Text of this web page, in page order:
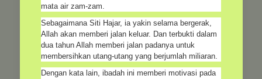
mata air zam-zam.
Sebagaimana Siti Hajar, ia yakin selama bergerak,
Allah akan memberi jalan keluar. Dan terbukti dalam
dua tahun Allah memberi jalan padanya untuk
membersihkan utang-utang yang berjumlah miliaran.
Dengan kata lain, ibadah ini memberi motivasi pada